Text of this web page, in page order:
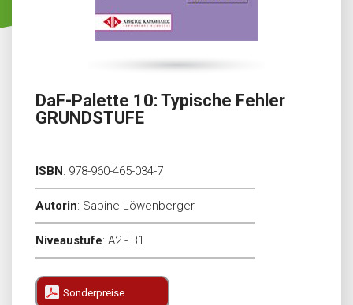
DaF-Palette 10: Typische Fehler
GRUNDSTUFE
ISBN: 978-960-465-034-7
Autorin: Sabine Löwenberger
Niveaustufe: A2 - B1
Sonderpreise